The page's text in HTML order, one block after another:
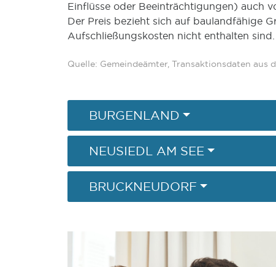
Einflüsse oder Beeinträchtigungen) auch
Der Preis bezieht sich auf baulandfähige
Aufschließungskosten nicht enthalten sind.
Quelle: Gemeindeämter, Transaktionsdaten
BURGENLAND
NEUSIEDL AM SEE
BRUCKNEUDORF